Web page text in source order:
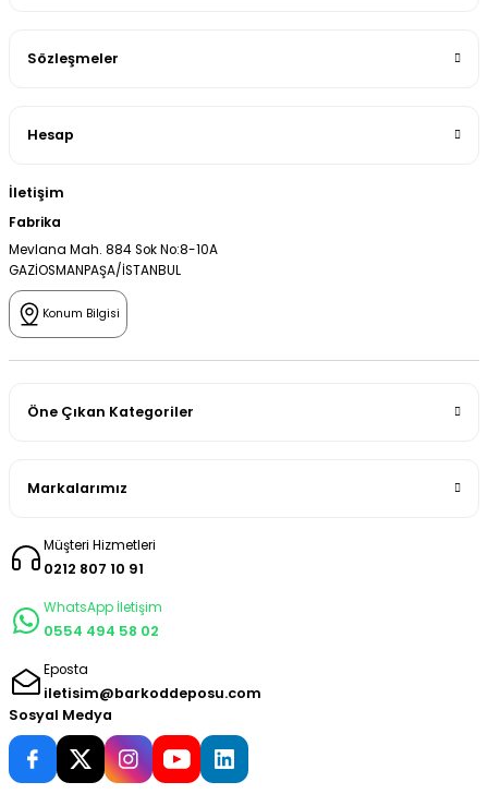
Sözleşmeler
Hesap
İletişim
Fabrika
Mevlana Mah. 884 Sok No:8-10A
GAZİOSMANPAŞA/İSTANBUL
Konum Bilgisi
Öne Çıkan Kategoriler
Markalarımız
Müşteri Hizmetleri
0212 807 10 91
WhatsApp İletişim
0554 494 58 02
Eposta
iletisim@barkoddeposu.com
Sosyal Medya